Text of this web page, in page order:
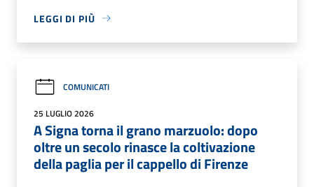
LEGGI DI PIÙ
COMUNICATI
25 LUGLIO 2026
A Signa torna il grano marzuolo: dopo
oltre un secolo rinasce la coltivazione
della paglia per il cappello di Firenze